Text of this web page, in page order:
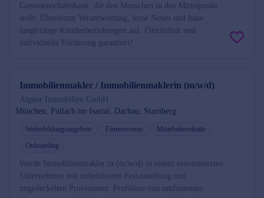
Genossenschaftsbank, die den Menschen in den Mittelpunkt
stellt. Übernimm Verantwortung, lerne Neues und baue
langfristige Kundenbeziehungen auf. Flexibilität und
individuelle Förderung garantiert!
Immobilienmakler / Immobilienmaklerin (m/w/d)
Aigner Immobilien GmbH
München, Pullach im Isartal, Dachau, Starnberg
Weiterbildungsangebote Firmenevents
Mitarbeiterrabatte
Onboarding
Werde Immobilienmakler:in (m/w/d) in einem renommierten
Unternehmen mit unbefristeter Festanstellung und
ungedeckelten Provisionen. Profitiere von umfassender